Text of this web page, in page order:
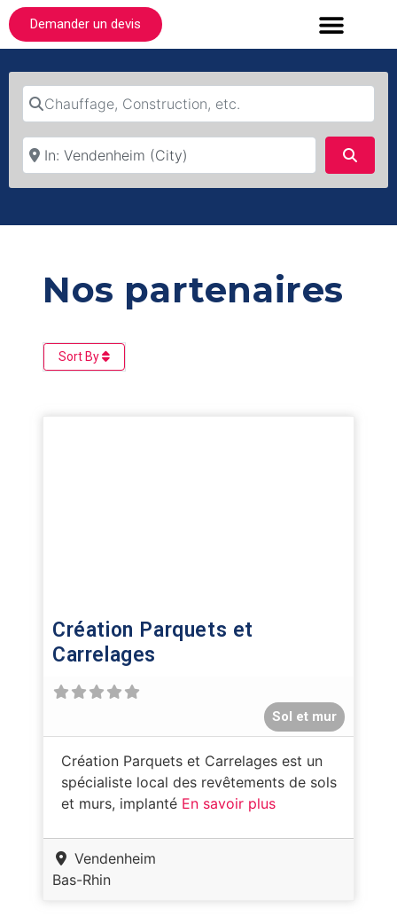
Demander un devis
Chauffage, Construction, etc.
Où ?
Nos partenaires
Sort By
Création Parquets et
Carrelages
Sol et mur
Création Parquets et Carrelages est un
spécialiste local des revêtements de sols
et murs, implanté En savoir plus
Vendenheim
Bas-Rhin